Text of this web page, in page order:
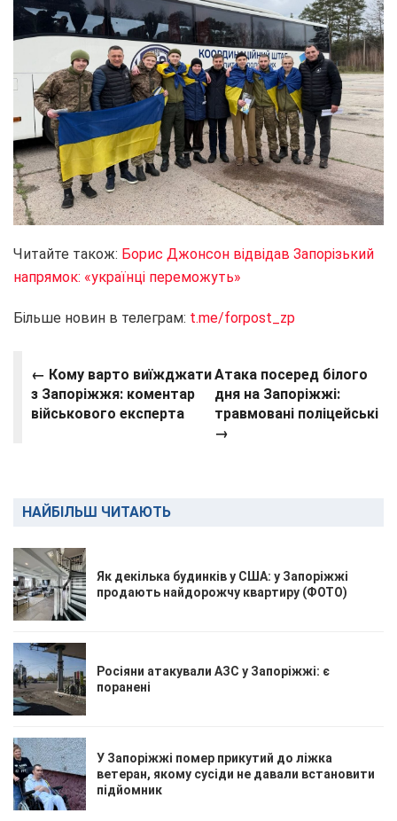
Читайте також: Борис Джонсон відвідав Запорізький
напрямок: «українці переможуть»
Більше новин в телеграм: t.me/forpost_zp
← Кому варто виїжджати
з Запоріжжя: коментар
військового експерта
Атака посеред білого
дня на Запоріжжі:
травмовані поліцейські
→
НАЙБІЛЬШ ЧИТАЮТЬ
Як декілька будинків у США: у Запоріжжі
продають найдорожчу квартиру (ФОТО)
Росіяни атакували АЗС у Запоріжжі: є
поранені
У Запоріжжі помер прикутий до ліжка
ветеран, якому сусіди не давали встановити
підйомник